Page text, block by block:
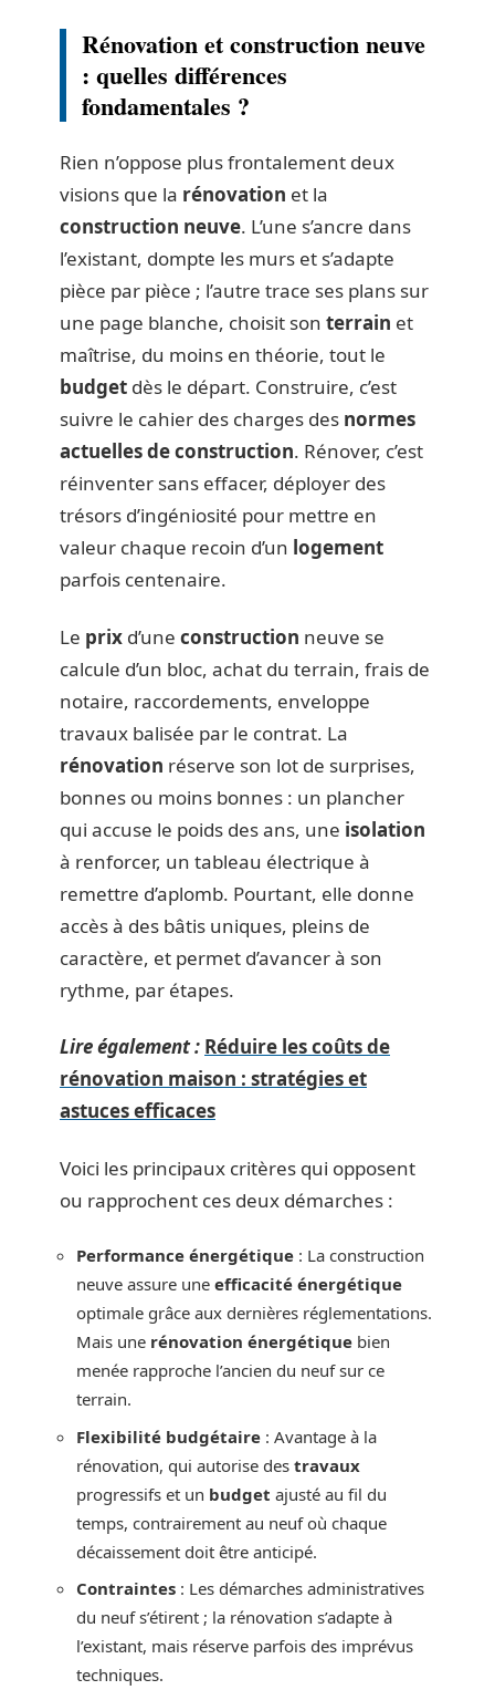
Rénovation et construction neuve
: quelles différences
fondamentales ?
Rien n’oppose plus frontalement deux
visions que la rénovation et la
construction neuve. L’une s’ancre dans
l’existant, dompte les murs et s’adapte
pièce par pièce ; l’autre trace ses plans sur
une page blanche, choisit son terrain et
maîtrise, du moins en théorie, tout le
budget dès le départ. Construire, c’est
suivre le cahier des charges des normes
actuelles de construction. Rénover, c’est
réinventer sans effacer, déployer des
trésors d’ingéniosité pour mettre en
valeur chaque recoin d’un logement
parfois centenaire.
Le prix d’une construction neuve se
calcule d’un bloc, achat du terrain, frais de
notaire, raccordements, enveloppe
travaux balisée par le contrat. La
rénovation réserve son lot de surprises,
bonnes ou moins bonnes : un plancher
qui accuse le poids des ans, une isolation
à renforcer, un tableau électrique à
remettre d’aplomb. Pourtant, elle donne
accès à des bâtis uniques, pleins de
caractère, et permet d’avancer à son
rythme, par étapes.
Lire également : Réduire les coûts de
rénovation maison : stratégies et
astuces efficaces
Voici les principaux critères qui opposent
ou rapprochent ces deux démarches :
Performance énergétique : La construction
neuve assure une efficacité énergétique
optimale grâce aux dernières réglementations.
Mais une rénovation énergétique bien
menée rapproche l’ancien du neuf sur ce
terrain.
Flexibilité budgétaire : Avantage à la
rénovation, qui autorise des travaux
progressifs et un budget ajusté au fil du
temps, contrairement au neuf où chaque
décaissement doit être anticipé.
Contraintes : Les démarches administratives
du neuf s’étirent ; la rénovation s’adapte à
l’existant, mais réserve parfois des imprévus
techniques.